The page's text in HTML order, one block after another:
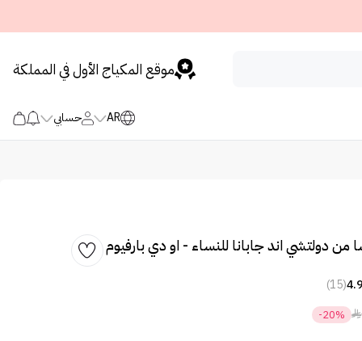
موقع المكياج الأول في المملكة
AR حسابي
من دولتشي اند جابانا للنساء - او دي بارفيوم
4.9
(15)

-20%